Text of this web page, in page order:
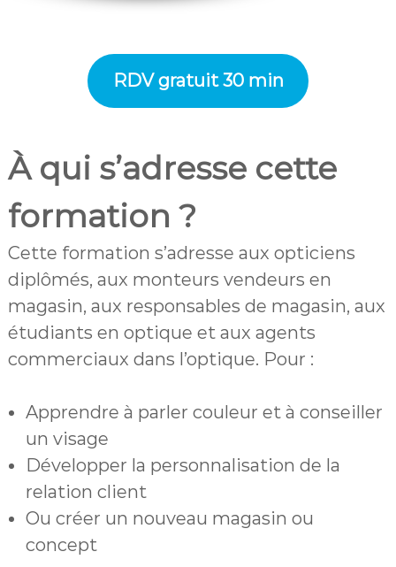
RDV gratuit 30 min
À qui s’adresse cette
formation ?
Cette formation s’adresse aux opticiens
diplômés, aux monteurs vendeurs en
magasin, aux responsables de magasin, aux
étudiants en optique et aux agents
commerciaux dans l’optique. Pour :
Apprendre à parler couleur et à conseiller
un visage
Développer la personnalisation de la
relation client
Ou créer un nouveau magasin ou
concept